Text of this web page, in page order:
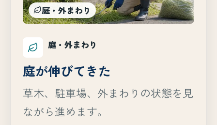
庭・外まわり
庭・外まわり
庭が伸びてきた
草木、駐車場、外まわりの状態を見
ながら進めます。